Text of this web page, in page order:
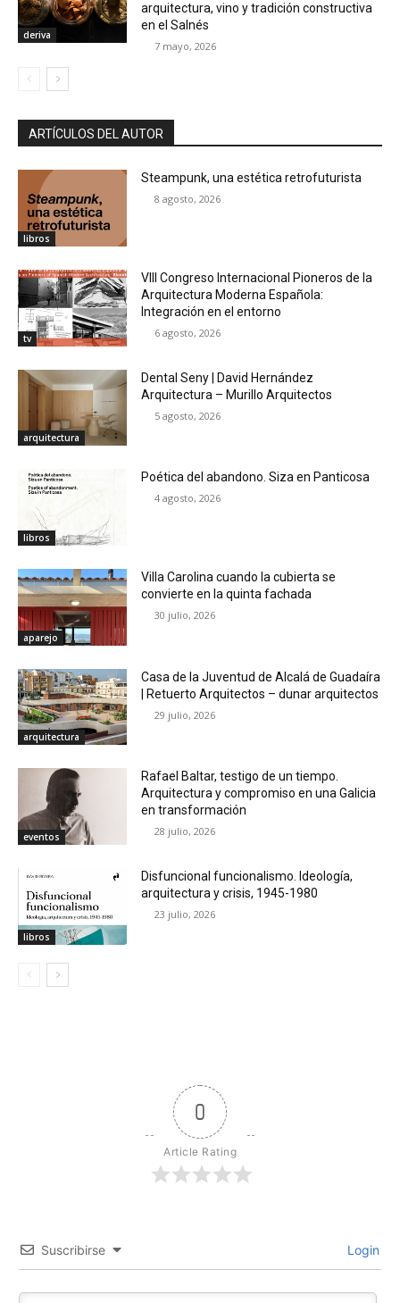
deriva
arquitectura, vino y tradición constructiva
en el Salnés
7 mayo, 2026
ARTÍCULOS DEL AUTOR
libros
Steampunk, una estética retrofuturista
8 agosto, 2026
tv
VIII Congreso Internacional Pioneros de la
Arquitectura Moderna Española:
Integración en el entorno
6 agosto, 2026
arquitectura
Dental Seny | David Hernández
Arquitectura – Murillo Arquitectos
5 agosto, 2026
libros
Poética del abandono. Siza en Panticosa
4 agosto, 2026
aparejo
Villa Carolina cuando la cubierta se
convierte en la quinta fachada
30 julio, 2026
arquitectura
Casa de la Juventud de Alcalá de Guadaíra
| Retuerto Arquitectos – dunar arquitectos
29 julio, 2026
eventos
Rafael Baltar, testigo de un tiempo.
Arquitectura y compromiso en una Galicia
en transformación
28 julio, 2026
libros
Disfuncional funcionalismo. Ideología,
arquitectura y crisis, 1945-1980
23 julio, 2026
0
Article Rating
Suscribirse Login